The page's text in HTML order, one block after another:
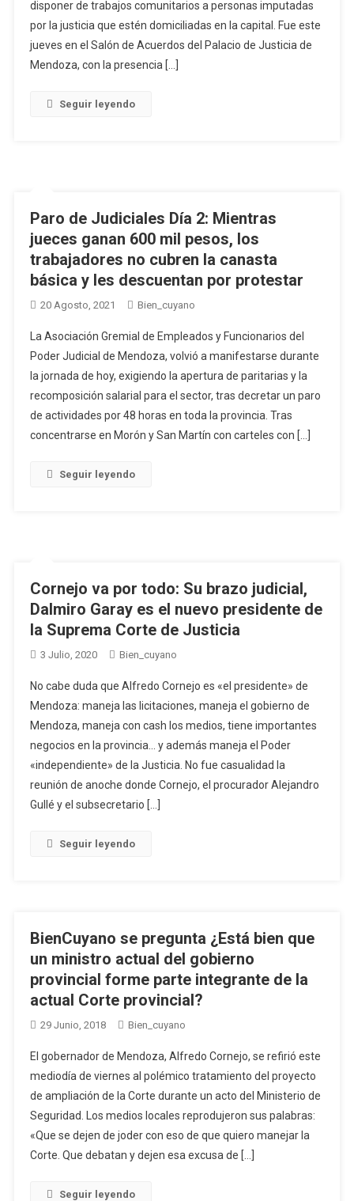
disponer de trabajos comunitarios a personas imputadas
por la justicia que estén domiciliadas en la capital. Fue este
jueves en el Salón de Acuerdos del Palacio de Justicia de
Mendoza, con la presencia […]
Seguir leyendo
Paro de Judiciales Día 2: Mientras
jueces ganan 600 mil pesos, los
trabajadores no cubren la canasta
básica y les descuentan por protestar
20 Agosto, 2021 Bien_cuyano
La Asociación Gremial de Empleados y Funcionarios del
Poder Judicial de Mendoza, volvió a manifestarse durante
la jornada de hoy, exigiendo la apertura de paritarias y la
recomposición salarial para el sector, tras decretar un paro
de actividades por 48 horas en toda la provincia. Tras
concentrarse en Morón y San Martín con carteles con […]
Seguir leyendo
Cornejo va por todo: Su brazo judicial,
Dalmiro Garay es el nuevo presidente de
la Suprema Corte de Justicia
3 Julio, 2020 Bien_cuyano
No cabe duda que Alfredo Cornejo es «el presidente» de
Mendoza: maneja las licitaciones, maneja el gobierno de
Mendoza, maneja con cash los medios, tiene importantes
negocios en la provincia… y además maneja el Poder
«independiente» de la Justicia. No fue casualidad la
reunión de anoche donde Cornejo, el procurador Alejandro
Gullé y el subsecretario […]
Seguir leyendo
BienCuyano se pregunta ¿Está bien que
un ministro actual del gobierno
provincial forme parte integrante de la
actual Corte provincial?
29 Junio, 2018 Bien_cuyano
El gobernador de Mendoza, Alfredo Cornejo, se refirió este
mediodía de viernes al polémico tratamiento del proyecto
de ampliación de la Corte durante un acto del Ministerio de
Seguridad. Los medios locales reprodujeron sus palabras:
«Que se dejen de joder con eso de que quiero manejar la
Corte. Que debatan y dejen esa excusa de […]
Seguir leyendo